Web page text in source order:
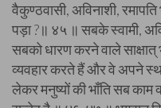
वैकुण्ठवासी, अविनाशी,
पड़ा ?॥ ४५ ॥ सबके स्वामी,
सबको धारण करने वाले
व्यवहार करते हैं और वे अपने
लेकर मनुष्यों की भाँति सब काम